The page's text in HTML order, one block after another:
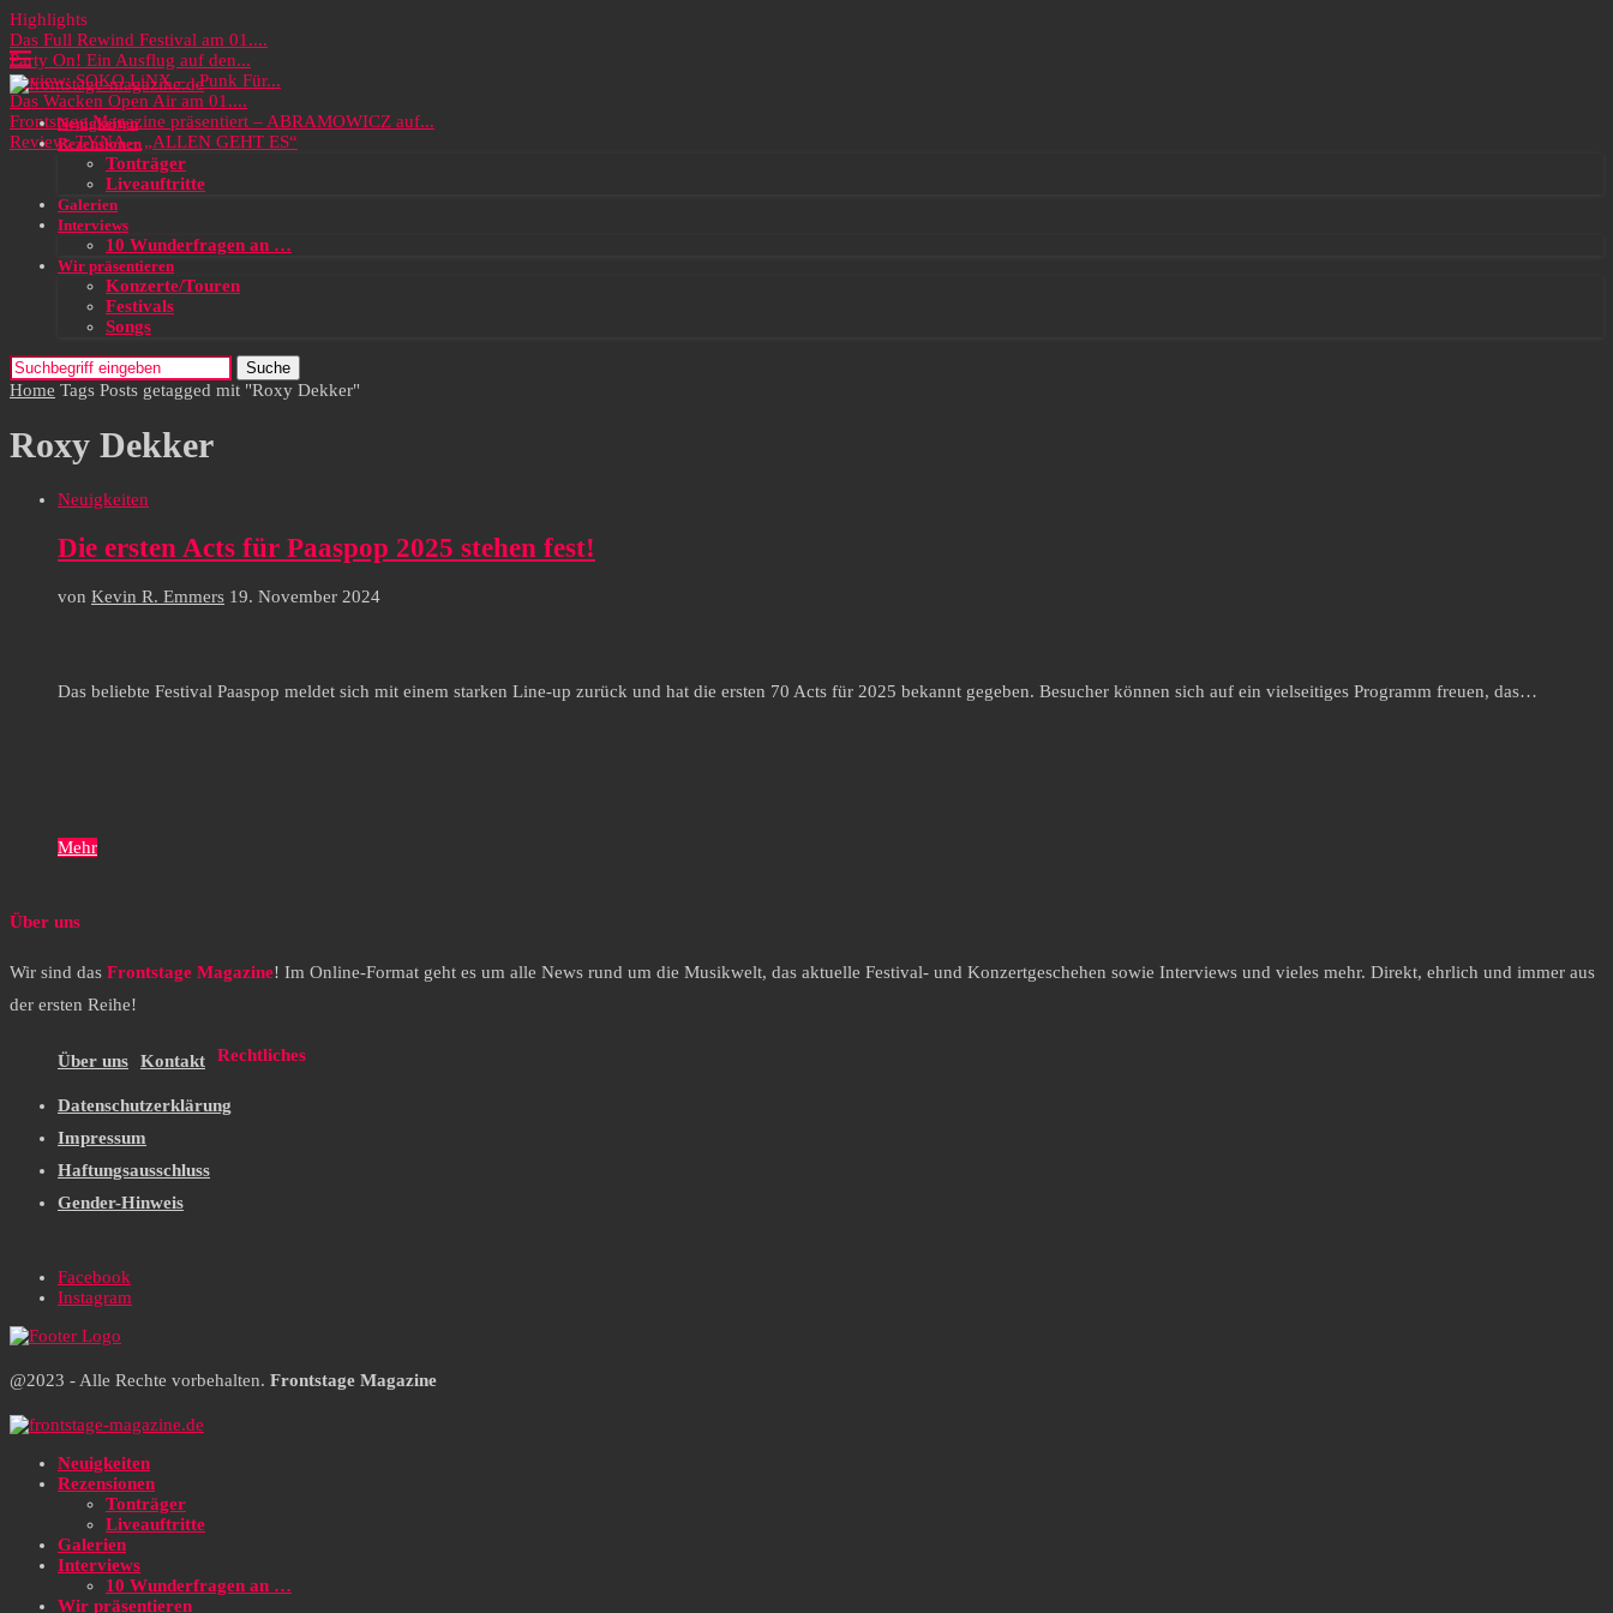
Highlights
Das Full Rewind Festival am 01....
Party On! Ein Ausflug auf den...
Review: SOKO LiNX – „Punk Für...
Das Wacken Open Air am 01....
Frontstage Magazine präsentiert – ABRAMOWICZ auf...
Review: TYNA – „ALLEN GEHT ES“
Neuigkeiten
Rezensionen
Tonträger
Liveauftritte
Galerien
Interviews
10 Wunderfragen an …
Wir präsentieren
Konzerte/Touren
Festivals
Songs
Suche
Home Tags Posts getagged mit "Roxy Dekker"
Roxy Dekker
Neuigkeiten
Die ersten Acts für Paaspop 2025 stehen fest!
von Kevin R. Emmers 19. November 2024
Das beliebte Festival Paaspop meldet sich mit einem starken Line-up zurück und hat die ersten 70 Acts für 2025 bekannt gegeben. Besucher können sich auf ein vielseitiges Programm freuen, das…
Mehr
Über uns
Wir sind das Frontstage Magazine! Im Online-Format geht es um alle News rund um die Musikwelt, das aktuelle Festival- und Konzertgeschehen sowie Interviews und vieles mehr. Direkt, ehrlich und immer aus
der ersten Reihe!
Über uns Kontakt Rechtliches
Datenschutzerklärung
Impressum
Haftungsausschluss
Gender-Hinweis
Facebook
Instagram
@2023 - Alle Rechte vorbehalten. Frontstage Magazine
Neuigkeiten
Rezensionen
Tonträger
Liveauftritte
Galerien
Interviews
10 Wunderfragen an …
Wir präsentieren